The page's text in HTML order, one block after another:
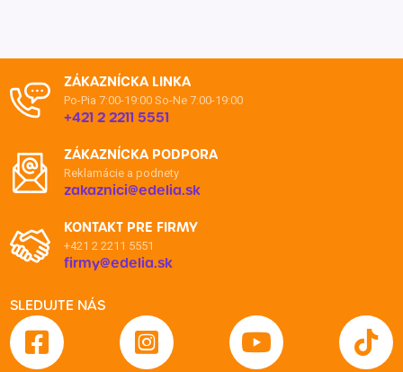
ZÁKAZNÍCKA LINKA
Po-Pia 7:00-19:00 So-Ne 7:00-19:00
+421 2 2211 5551
ZÁKAZNÍCKA PODPORA
Reklamácie a podnety
zakaznici@edelia.sk
KONTAKT PRE FIRMY
+421 2 2211 5551
firmy@edelia.sk
SLEDUJTE NÁS